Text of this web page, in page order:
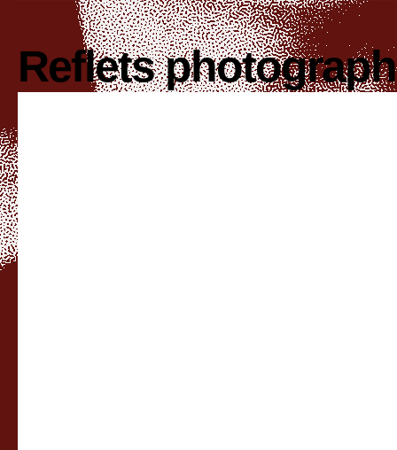
Reflets